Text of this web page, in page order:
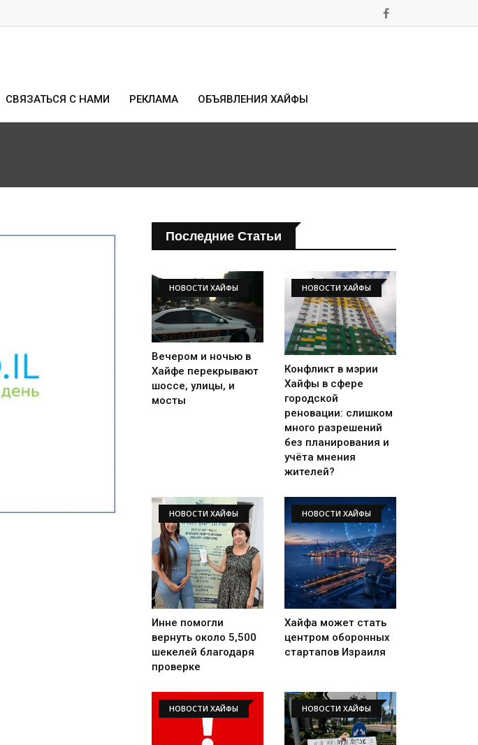
СВЯЗАТЬСЯ С НАМИ РЕКЛАМА ОБЪЯВЛЕНИЯ ХАЙФЫ
Последние Статьи
НОВОСТИ ХАЙФЫ
Вечером и ночью в
Хайфе перекрывают
шоссе, улицы, и
мосты
НОВОСТИ ХАЙФЫ
Конфликт в мэрии
Хайфы в сфере
городской
реновации: слишком
много разрешений
без планирования и
учёта мнения
жителей?
НОВОСТИ ХАЙФЫ
Инне помогли
вернуть около 5,500
шекелей благодаря
проверке
НОВОСТИ ХАЙФЫ
Хайфа может стать
центром оборонных
стартапов Израиля
НОВОСТИ ХАЙФЫ НОВОСТИ ХАЙФЫ